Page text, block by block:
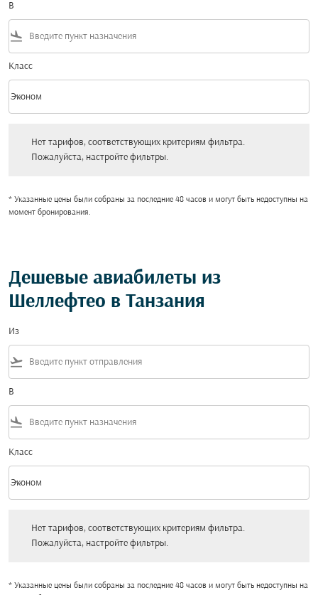
В
flight_land
Класс
Класс option Эконом Selected
Эконом
keyboard_arrow_down
Нет тарифов, соответствующих критериям фильтра.
Пожалуйста, настройте фильтры.
* Указанные цены были собраны за последние 48 часов и могут быть недоступны на
момент бронирования.
Дешевые авиабилеты из
Шеллефтео в Танзания
Из
flight_takeoff
В
flight_land
Класс
Класс option Эконом Selected
Эконом
keyboard_arrow_down
Нет тарифов, соответствующих критериям фильтра.
Пожалуйста, настройте фильтры.
* Указанные цены были собраны за последние 48 часов и могут быть недоступны на